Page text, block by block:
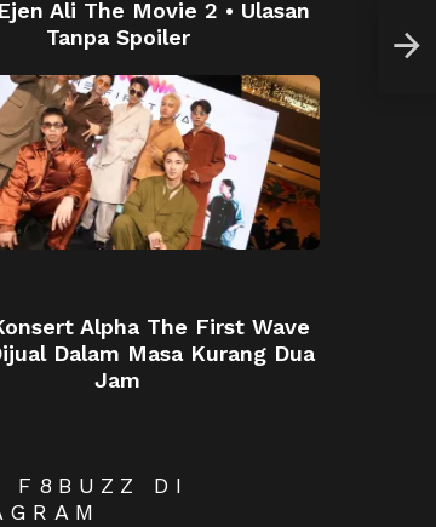
Ali The Movie 2 • Ulasan
Tanpa Spoiler
Alpha The First Wave
Dalam Masa Kurang Dua
Jam
F8BUZZ DI